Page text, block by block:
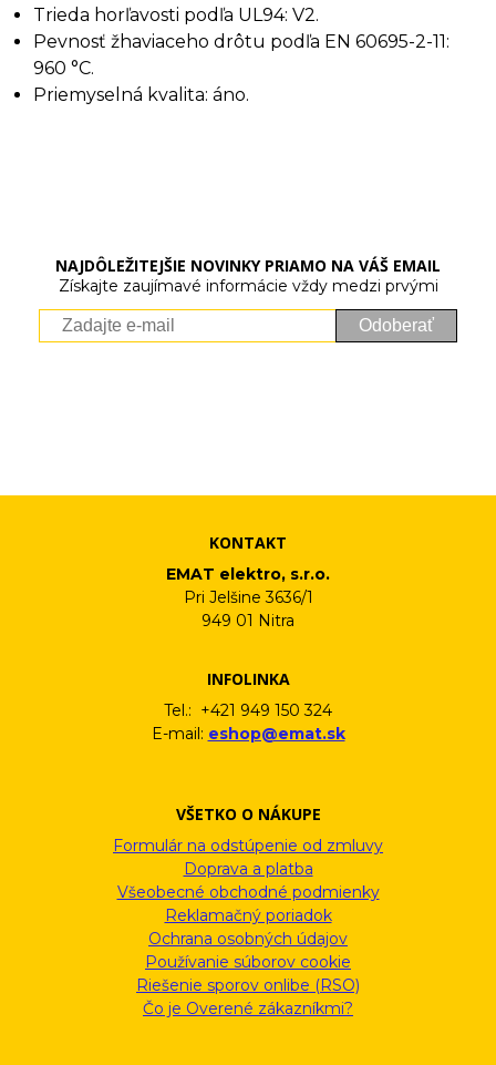
Trieda horľavosti podľa UL94: V2.
Pevnosť žhaviaceho drôtu podľa EN 60695-2-11:
960 °C.
Priemyselná kvalita: áno.
NAJDÔLEŽITEJŠIE NOVINKY PRIAMO NA VÁŠ EMAIL
Získajte zaujímavé informácie vždy medzi prvými
Odoberať
KONTAKT
EMAT elektro, s.r.o.
Pri Jelšine 3636/1
949 01 Nitra
INFOLINKA
Tel.: +421 949 150 324
E-mail: eshop@emat.sk
VŠETKO O NÁKUPE
Formulár na odstúpenie od zmluvy
Doprava a platba
Všeobecné obchodné podmienky
Reklamačný poriadok
Ochrana osobných údajov
Používanie súborov cookie
Riešenie sporov onlibe (RSO)
Čo je Overené zákazníkmi?